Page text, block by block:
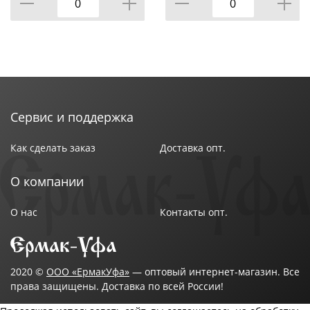
Сервис и поддержка
Как сделать заказ Доставка опт.
О компании
О нас Контакты опт.
2020 © ООО «ЕрмакУфа» — оптовый интернет-магазин. Все
права защищены. Доставка по всей России!